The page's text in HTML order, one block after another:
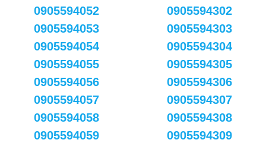
0905594052
0905594053
0905594054
0905594055
0905594056
0905594057
0905594058
0905594059
0905594302
0905594303
0905594304
0905594305
0905594306
0905594307
0905594308
0905594309